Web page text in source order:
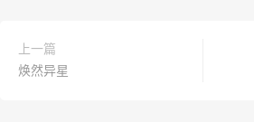
上一篇
焕然异星